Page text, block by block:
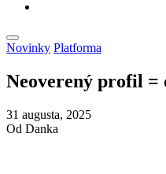
Novinky Platforma
Neoverený profil =
31 augusta, 2025
Od Danka